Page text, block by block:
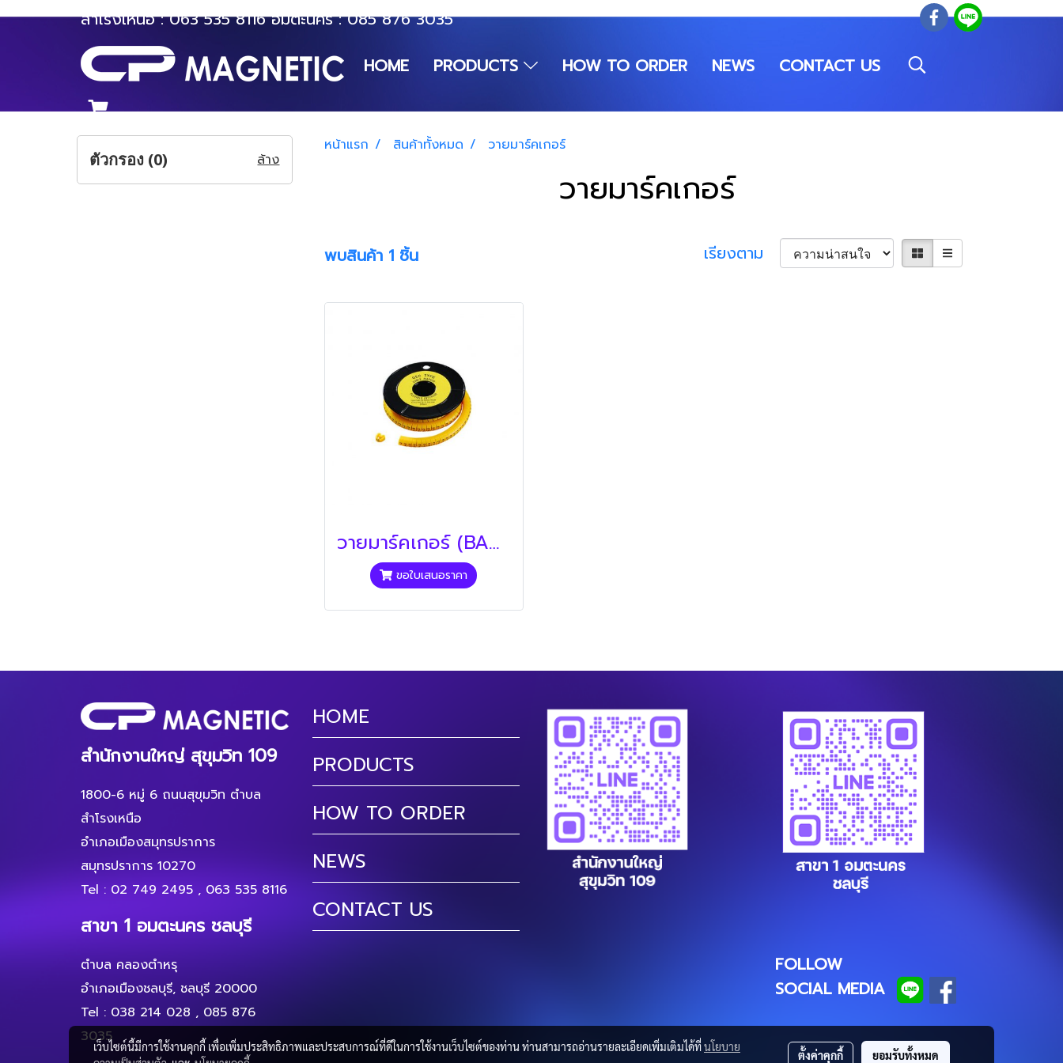
สำโรงเหนือ :063 535 8116อมตะนคร :085 876 3035
HOME
PRODUCTS HOW TO ORDER NEWS CONTACT US
หน้าแรก สินค้าทั้งหมด วายมาร์คเกอร์
วายมาร์คเกอร์
พบสินค้า 1 ชิ้น เรียงตาม
วายมาร์คเกอร์ (BANDEX)
ขอใบเสนอราคา
ตัวกรอง (0) ล้าง
สำนักงานใหญ่ สุขุมวิท 109
1800-6 หมู่ 6 ถนนสุขุมวิท ตำบล
สำโรงเหนือ
อำเภอเมืองสมุทรปราการ
สมุทรปราการ 10270
Tel : 02 749 2495 , 063 535 8116
สาขา 1 อมตะนคร ชลบุรี
ตำบล คลองตำหรุ
อำเภอเมืองชลบุรี, ชลบุรี 20000
Tel : 038 214 028 , 085 876
3035
HOME
PRODUCTS
HOW TO ORDER
NEWS
CONTACT US
FOLLOW
SOCIAL MEDIA
เว็บไซต์นี้มีการใช้งานคุกกี้ เพื่อเพิ่มประสิทธิภาพและประสบการณ์ที่ดีในการใช้งานเว็บไซต์ของท่าน ท่านสามารถอ่านรายละเอียดเพิ่มเติมได้ที่นโยบาย
ตั้งค่าคุกกี้ ยอมรับทั้งหมด